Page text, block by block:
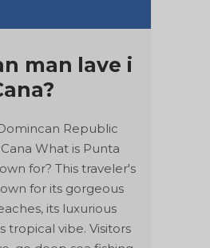
man lave i
Republic
What is Punta
for? This traveler's
for its gorgeous
its luxurious
tropical vibe. Visitors